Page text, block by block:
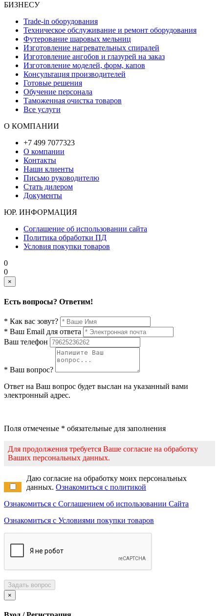
БИЗНЕСУ
Trade-in оборудования
Техническое обслуживание и ремонт оборудования
Футерование шаровых мельниц
Изготовление нагревательных спиралей
Изготовление ангобов и глазурей на заказ
Изготовление моделей, форм, капов
Консультация производителей
Готовые решения
Обучение персонала
Таможенная очистка товаров
Все услуги
О КОМПАНИИ
+7 499 7077323
О компании
Контакты
Наши клиенты
Письмо руководителю
Стать дилером
Документы
ЮР. ИНФОРМАЦИЯ
Соглашение об использовании сайта
Политика обработки ПД
Условия покупки товаров
0
0
×
Есть вопросы? Ответим!
* Как вас зовут?
* Ваш Email для ответа
Ваш телефон
* Ваш вопрос?
Ответ на Ваш вопрос будет выслан на указанный вами
электронный адрес.
Поля отмеченые * обязательные для заполнения
Для продолжения требуется Ваше согласие на обработку
Ваших персональных данных.
Даю согласие на обработку моих персональных
данных. Ознакомиться с политикой
Ознакомиться с Соглашением об использовании Сайта
Ознакомиться с Условиями покупки товаров
Задать вопрос
×